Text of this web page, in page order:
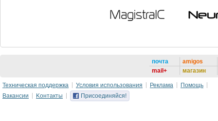
почта
mail+
amigos
магазин
Техническая поддержка Условия использования Реклама
Помощь
Вакансии
Kонтакты Присоединяйся!